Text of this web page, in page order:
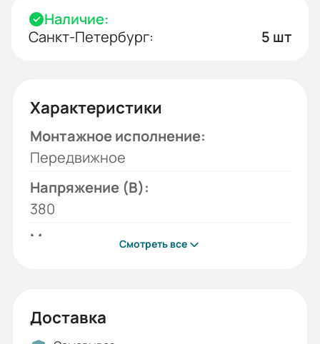
Наличие:
Санкт-Петербург:
5 шт
Характеристики
Монтажное исполнение:
Передвижное
Напряжение (В):
380
Модель:
3
Смотреть все
Доставка